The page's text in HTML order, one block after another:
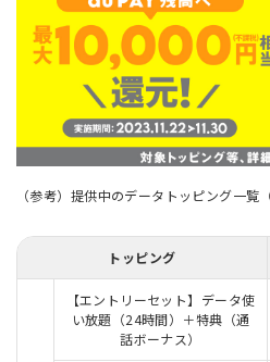
（参考）提供中のデータトッピング一覧
トッピング
【エントリーセット】データ使
い放題（24時間）＋特典（通
話ボーナス）